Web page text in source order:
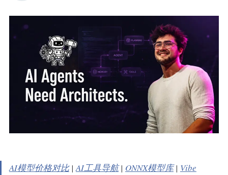
AI模型价格对比|AI工具导航| ONNX模型库| Vibe